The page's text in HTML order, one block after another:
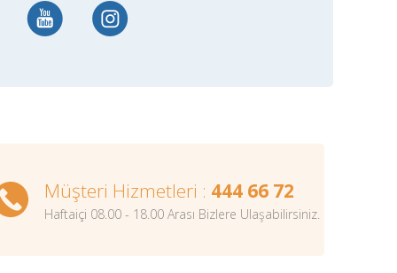
Müşteri Hizmetleri : 444 66 72
Haftaiçi 08.00 - 18.00 Arası Bizlere Ulaşabilirsiniz.